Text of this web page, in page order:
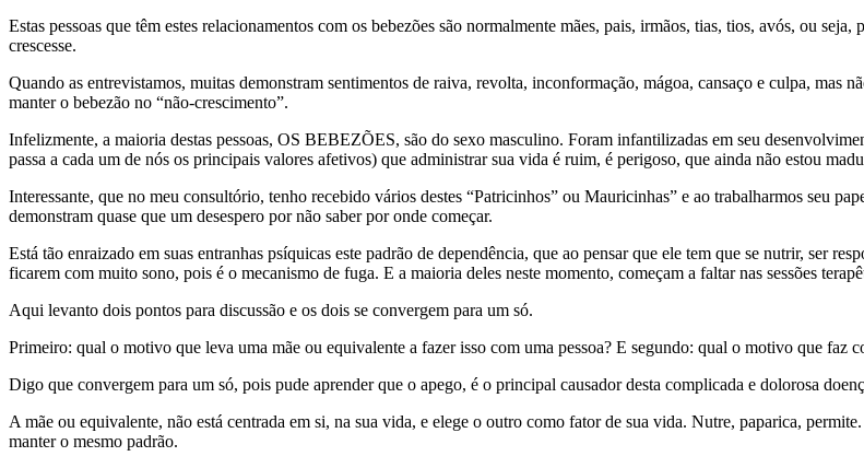
Estas pessoas que têm estes relacionamentos com os bebezões são normalmente mães, pais, irmãos, tias, tios, avós, ou
crescesse.
Quando as entrevistamos, muitas demonstram sentimentos de raiva, revolta, inconformação, mágoa, cansaço e culpa, mas
manter o bebezão no “não-crescimento”.
Infelizmente, a maioria destas pessoas, OS BEBEZÕES, são do sexo masculino. Foram infantilizadas em seu
passa a cada um de nós os principais valores afetivos) que administrar sua vida é ruim, é perigoso, que ainda não estou
Interessante, que no meu consultório, tenho recebido vários destes “Patricinhos” ou Mauricinhas” e ao trabalharmos seu
demonstram quase que um desespero por não saber por onde começar.
Está tão enraizado em suas entranhas psíquicas este padrão de dependência, que ao pensar que ele tem que se nutrir, ser
ficarem com muito sono, pois é o mecanismo de fuga. E a maioria deles neste momento, começam a faltar nas sessões
Aqui levanto dois pontos para discussão e os dois se convergem para um só.
Primeiro: qual o motivo que leva uma mãe ou equivalente a fazer isso com uma pessoa? E segundo: qual o motivo que faz
Digo que convergem para um só, pois pude aprender que o apego, é o principal causador desta complicada e dolorosa
A mãe ou equivalente, não está centrada em si, na sua vida, e elege o outro como fator de sua vida. Nutre, paparica,
manter o mesmo padrão.